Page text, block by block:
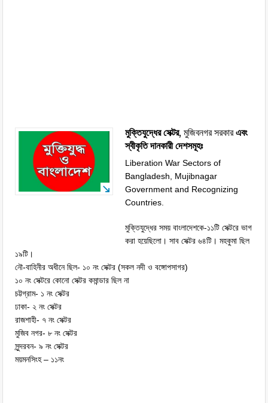
মুক্তিযুদ্ধের সেক্টর,মুজিবনগর সরকারএবং
স্বীকৃতি দানকারী দেশসমূহঃ
Liberation War Sectors of
Bangladesh, Mujibnagar
Government and Recognizing
Countries.
মুক্তিযুদ্ধের সময় বাংলাদেশকে-১১টি সেক্টরে ভাগ
করা হয়েছিলো। সাব সেক্টর ৬৪টি। মহকুমা ছিল
১৯টি।
নৌ-বাহিনীর অধীনে ছিল- ১০ নং সেক্টর (সকল নদী ও বঙ্গোপসাগর)
১০ নং সেক্টরে কোনো সেক্টর কমান্ডার ছিল না
চট্টগ্রাম- ১ নং সেক্টর
ঢাকা- ২ নং সেক্টর
রাজশাহী- ৭ নং সেক্টর
মুজিব নগর- ৮ নং সেক্টর
সুন্দরবন- ৯ নং সেক্টর
ময়মনসিংহ – ১১নং